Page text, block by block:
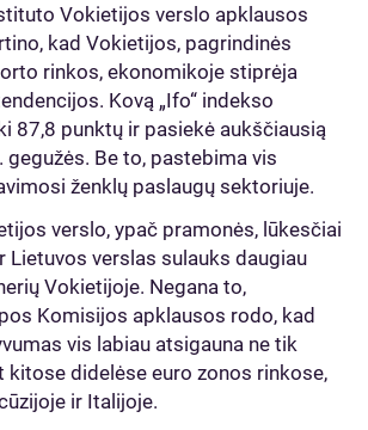
Vokietijos verslo apklausos
kad Vokietijos, pagrindinės
rinkos, ekonomikoje stiprėja
Kovą „Ifo“ indekso
87,8 punktų ir pasiekė aukščiausią
gegužės. Be to, pastebima vis
ženklų paslaugų sektoriuje.
verslo, ypač pramonės, lūkesčiai
Lietuvos verslas sulauks daugiau
Vokietijoje. Negana to,
Komisijos apklausos rodo, kad
vis labiau atsigauna ne tik
kitose didelėse euro zonos rinkose,
ir Italijoje.